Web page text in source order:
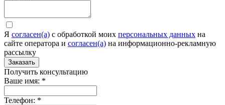
Я согласен(а) c обработкой моих персональных данных на
сайте оператора и согласен(а) на информационно-рекламную
рассылку
Заказать
Получить консультацию
Ваше имя: *
Телефон: *